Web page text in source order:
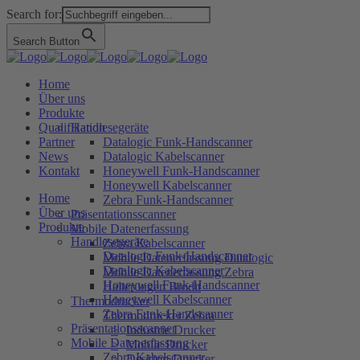
Search for:
Search Button
Home
Über uns
Produkte
Handlesegeräte
Datalogic Funk-Handscanner
Datalogic Kabelscanner
Honeywell Funk-Handscanner
Honeywell Kabelscanner
Zebra Funk-Handscanner
Präsentationsscanner
Mobile Datenerfassung
Zebra Kabelscanner
Mobile Datenerfassung Datalogic
Mobile Datenerfassung Zebra
Halterungen Brodit
Thermodrucker
Thermodrucker Zebra
Industrie Drucker
Mobile Drucker
Qualifikation
Partner
News
Kontakt
Home
Über uns
Produkte
Handlesegeräte
Datalogic Funk-Handscanner
Datalogic Kabelscanner
Honeywell Funk-Handscanner
Honeywell Kabelscanner
Zebra Funk-Handscanner
Präsentationsscanner
Mobile Datenerfassung
Zebra Kabelscanner